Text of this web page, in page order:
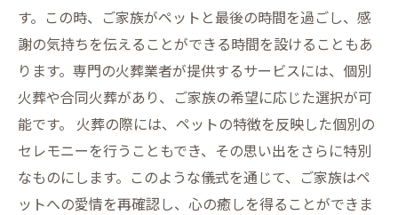
す。この時、ご家族がペットと最後の時間を過ごし、感
謝の気持ちを伝えることができる時間を設けることもあ
ります。専門の火葬業者が提供するサービスには、個別
火葬や合同火葬があり、ご家族の希望に応じた選択が可
能です。 火葬の際には、ペットの特徴を反映した個別の
セレモニーを行うこともでき、その思い出をさらに特別
なものにします。このような儀式を通じて、ご家族はペ
ットへの愛情を再確認し、心の癒しを得ることができま